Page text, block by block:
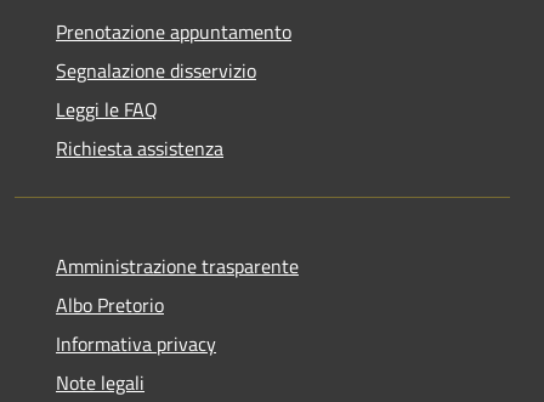
Prenotazione appuntamento
Segnalazione disservizio
Leggi le FAQ
Richiesta assistenza
Amministrazione trasparente
Albo Pretorio
Informativa privacy
Note legali